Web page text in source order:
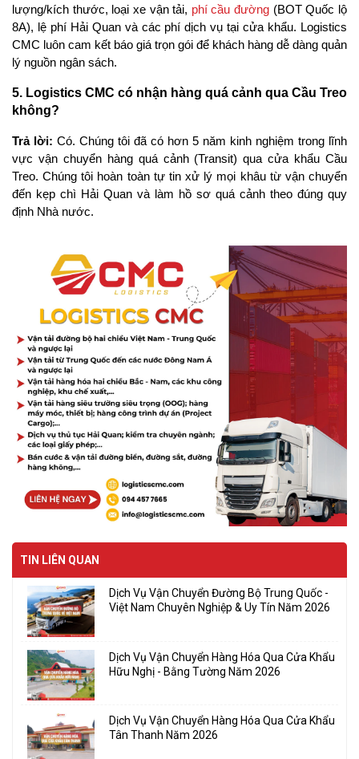
lượng/kích thước, loại xe vận tải, phí cầu đường (BOT Quốc lộ
8A), lệ phí Hải Quan và các phí dịch vụ tại cửa khẩu. Logistics
CMC luôn cam kết báo giá trọn gói để khách hàng dễ dàng quản
lý nguồn ngân sách.
5. Logistics CMC có nhận hàng quá cảnh qua Cầu Treo
không?
Trả lời: Có. Chúng tôi đã có hơn 5 năm kinh nghiệm trong lĩnh
vực vận chuyển hàng quá cảnh (Transit) qua cửa khẩu Cầu
Treo. Chúng tôi hoàn toàn tự tin xử lý mọi khâu từ vận chuyển
đến kẹp chì Hải Quan và làm hồ sơ quá cảnh theo đúng quy
định Nhà nước.
TIN LIÊN QUAN
Dịch Vụ Vận Chuyển Đường Bộ Trung Quốc -
Việt Nam Chuyên Nghiệp & Uy Tín Năm 2026
Dịch Vụ Vận Chuyển Hàng Hóa Qua Cửa Khẩu
Hữu Nghị - Bằng Tường Năm 2026
Dịch Vụ Vận Chuyển Hàng Hóa Qua Cửa Khẩu
Tân Thanh Năm 2026